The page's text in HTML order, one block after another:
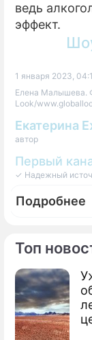
Топ
ведь
эффект.
1 января 2023,
Елена Малышева.
Look/
Екатерина
автор
Первый
✓ Надежный
Подробнее
Правила